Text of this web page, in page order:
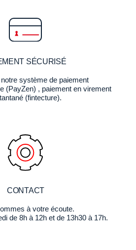
SÉCURISÉ
système de paiement
(PayZen) , paiement en virement
(fintecture).
CONTACT
à votre écoute.
de 8h à 12h et de 13h30 à 17h.